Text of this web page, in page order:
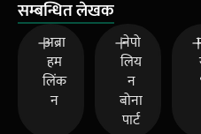
सम्बन्धित लेखक
अब्रा
हम
लिंक
न
नेपो
लिय
न
बोना
पार्ट